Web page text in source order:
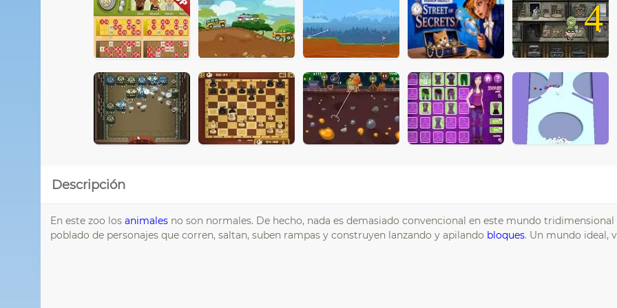
4
Descripción
En este zoo los animales no son normales. De hecho, nada es demasiado convencional en este mundo tridimensional
poblado de personajes que corren, saltan, suben rampas y construyen lanzando y apilando bloques. Un mundo ideal,